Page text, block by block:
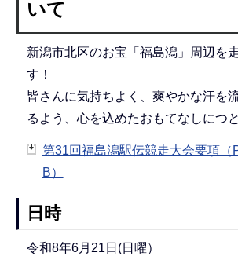
いて
新潟市北区のお宝「福島潟」周辺を
す！
皆さんに気持ちよく、爽やかな汗を
るよう、心を込めたおもてなしにつ
第31回福島潟駅伝競走大会要項（
B）
日時
令和8年6月21日(日曜）